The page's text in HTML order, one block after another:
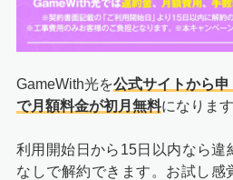
GameWith光を公式サイトから
で月額料金が初月無料になります
利用開始日から15日以内なら違
なしで解約できます。お試し感